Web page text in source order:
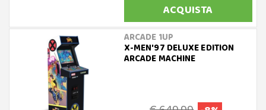
ACQUISTA
ARCADE 1UP
X-MEN'97 DELUXE EDITION
ARCADE MACHINE